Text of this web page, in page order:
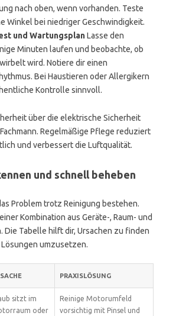
nach oben, wenn vorhanden. Teste
Winkel bei niedriger Geschwindigkeit.
und WartungsplanLasse den
Minuten laufen und beobachte, ob
wird. Notiere dir einen
Bei Haustieren oder Allergikern
Kontrolle sinnvoll.
über die elektrische Sicherheit
Regelmäßige Pflege reduziert
und verbessert die Luftqualität.
und schnell beheben
Problem trotz Reinigung bestehen.
Kombination aus Geräte-, Raum- und
Die Tabelle hilft dir, Ursachen zu finden
umzusetzen.
PRAXISLÖSUNG
sitzt im
oder
Reinige Motorumfeld
vorsichtig mit Pinsel und